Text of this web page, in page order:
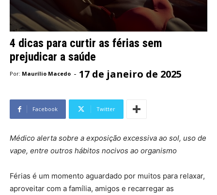
4 dicas para curtir as férias sem
prejudicar a saúde
Por: Maurílio Macedo - 17 de janeiro de 2025
Facebook Twitter
Médico alerta sobre a exposição excessiva ao sol, uso de
vape, entre outros hábitos nocivos ao organismo
Férias é um momento aguardado por muitos para relaxar,
aproveitar com a família, amigos e recarregar as